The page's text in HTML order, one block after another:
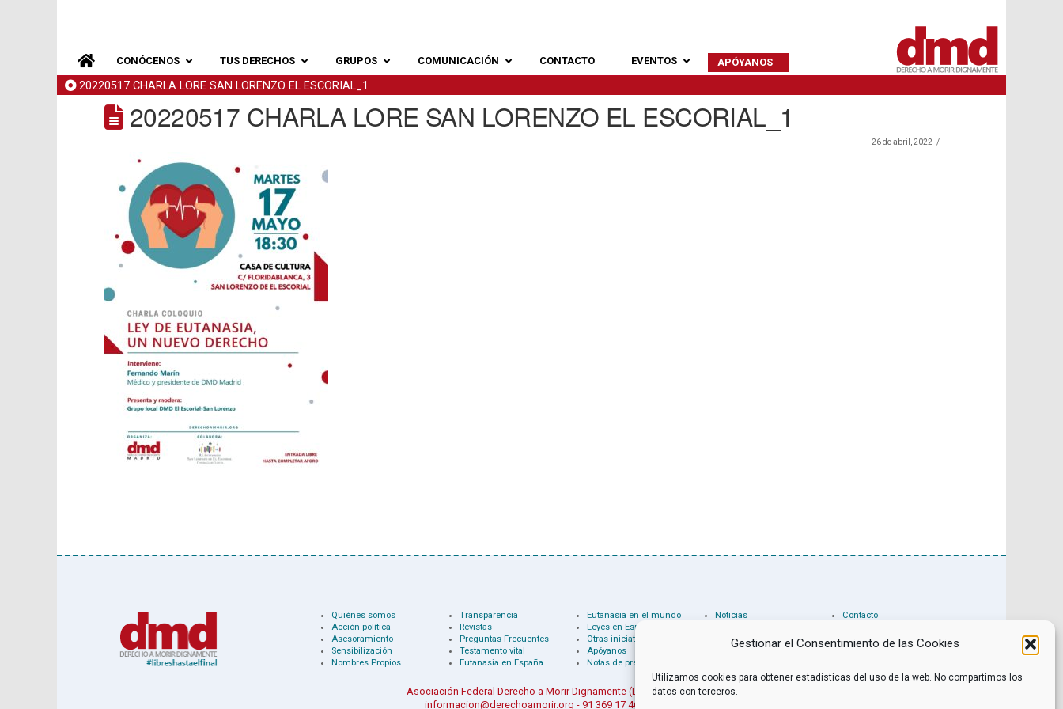
Gestionar el Consentimiento de las Cookies
Utilizamos cookies para obtener estadísticas del uso de la web. No compartimos los
datos con terceros.
CONÓCENOS TUS DERECHOS GRUPOS COMUNICACIÓN CONTACTO EVENTOS APÓYANOS
20220517 CHARLA LORE SAN LORENZO EL ESCORIAL_1
20220517 CHARLA LORE SAN LORENZO EL ESCORIAL_1
26 de abril, 2022
Quiénes somos
Acción política
Asesoramiento
Sensibilización
Nombres Propios
Transparencia
Revistas
Preguntas Frecuentes
Testamento vital
Eutanasia en España
Eutanasia en el mundo
Leyes en España
Otras iniciativas
Apóyanos
Notas de prensa
Noticias
Archivo
Libros recomendados
Contacto
Política de privacidad
Facebook
Asociación Federal Derecho a Morir Dignamente (DMD)
informacion@derechoamorir.org - 91 369 17 46